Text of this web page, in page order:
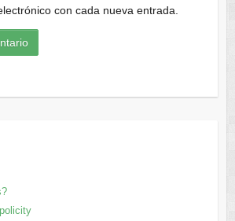
con cada nueva entrada.